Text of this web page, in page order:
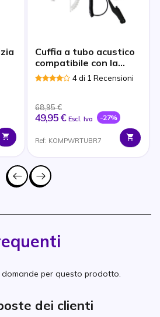
Cuffia a tubo acustico
compatibile con la
serie Motorola R7 e
MXP-600
4 di 1 Recensioni
68,95 €
49,95 € Escl. Iva -27%
Ref: KOMPWRTUBR7
per questo prodotto.
dei clienti